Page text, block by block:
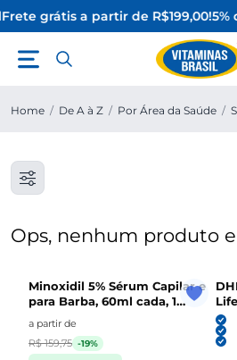
Frete grátis a partir de R$199,00!5%
Home / De A à Z / Por Área da Saúde /
Ops, nenhum produto
Minoxidil 5% Sérum Capilar e
para Barba, 60ml cada, 1
Sefralls
a partir de
R$ 159,75 -19%